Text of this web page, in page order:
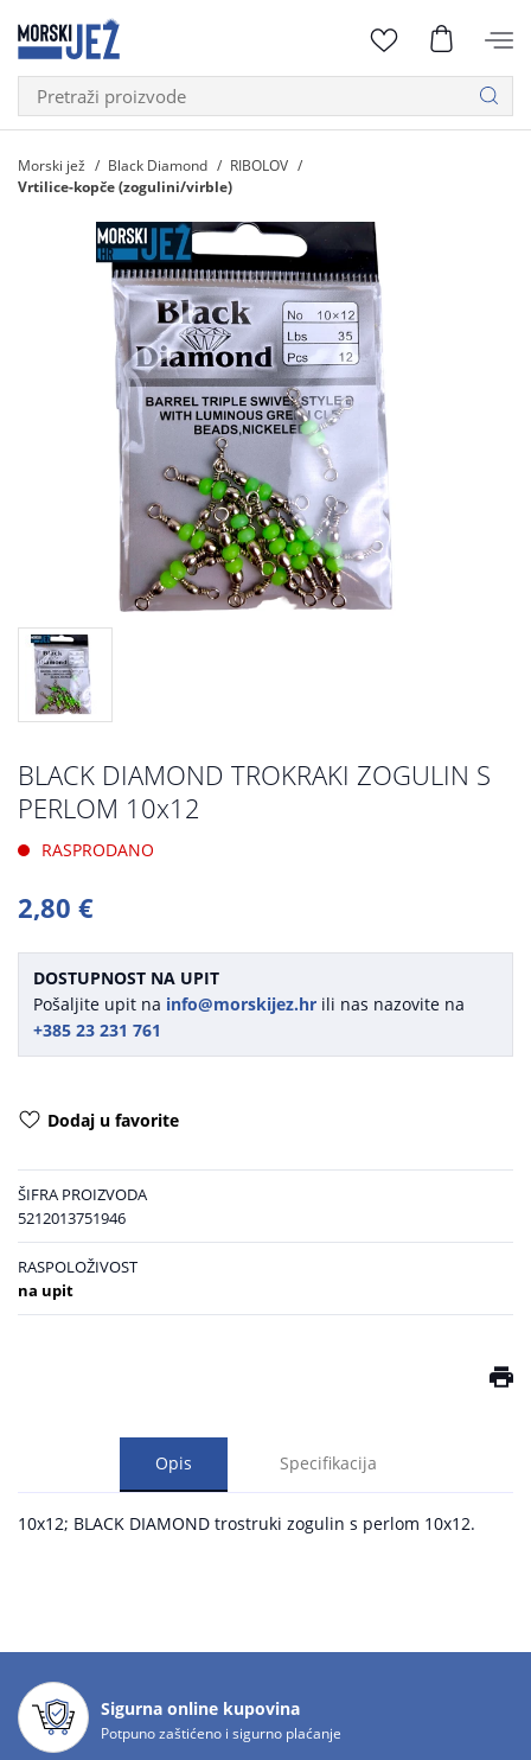
Morski jež Black Diamond RIBOLOV
Vrtilice-kopče (zogulini/virble)
BLACK DIAMOND TROKRAKI ZOGULIN S
PERLOM 10x12
RASPRODANO
2,80 €
DOSTUPNOST NA UPIT
Pošaljite upit na info@morskijez.hr ili nas nazovite na
+385 23 231 761
Dodaj u favorite
ŠIFRA PROIZVODA
5212013751946
RASPOLOŽIVOST
na upit
Opis Specifikacija
10x12; BLACK DIAMOND trostruki zogulin s perlom 10x12.
Sigurna online kupovina
Potpuno zaštićeno i sigurno plaćanje